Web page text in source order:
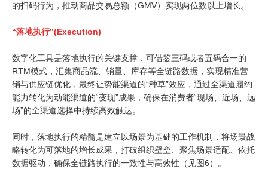
的扫码行为，推动商品交易总额（GMV）实现两位数以上增长。
“落地执行”(Execution)
数字化工具是落地执行的关键支撑，可借鉴三码或者五码合一的
RTM模式，汇集商品流、销量、库存等全链路数据，实现精准营
销与供应链优化，最终让势能渠道的“种草”效应，通过全渠道履约
能力转化为动能渠道的“变现”成果，确保在消费者“现场、近场、远
场”的全渠道选择中持续高效触达。
同时，落地执行的精髓是建立以场景为基础的工作机制，将场景战
略转化为可落地的增长成果，打破组织壁垒、聚焦场景适配、依托
数据驱动，确保全链路执行的一致性与高效性（见图6）。